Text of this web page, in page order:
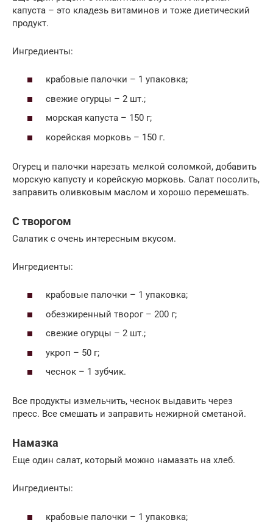
капуста – это кладезь витаминов и тоже диетический
продукт.
Ингредиенты:
крабовые палочки – 1 упаковка;
свежие огурцы – 2 шт.;
морская капуста – 150 г;
корейская морковь – 150 г.
Огурец и палочки нарезать мелкой соломкой, добавить
морскую капусту и корейскую морковь. Салат посолить,
заправить оливковым маслом и хорошо перемешать.
С творогом
Салатик с очень интересным вкусом.
Ингредиенты:
крабовые палочки – 1 упаковка;
обезжиренный творог – 200 г;
свежие огурцы – 2 шт.;
укроп – 50 г;
чеснок – 1 зубчик.
Все продукты измельчить, чеснок выдавить через
пресс. Все смешать и заправить нежирной сметаной.
Намазка
Еще один салат, который можно намазать на хлеб.
Ингредиенты:
крабовые палочки – 1 упаковка;